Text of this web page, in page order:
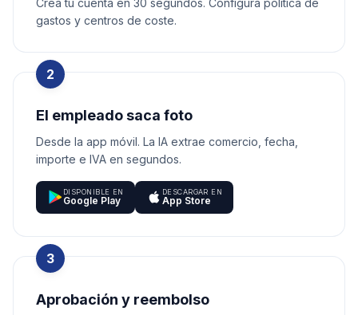
gastos y centros de coste.
2
El empleado saca foto
Desde la app móvil. La IA extrae comercio, fecha,
importe e IVA en segundos.
DISPONIBLE EN
Google Play
DESCARGAR EN
App Store
3
Aprobación y reembolso